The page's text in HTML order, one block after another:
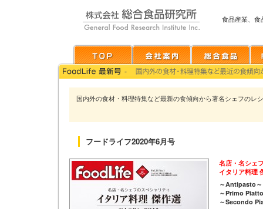
食品産業、食
国内外の食材・料理特集など最新の食傾向から著名シェフの
フードライフ2020年6月号
名店・名シェ
イタリア料理
～Antipasto～
～Primo
～Secondo